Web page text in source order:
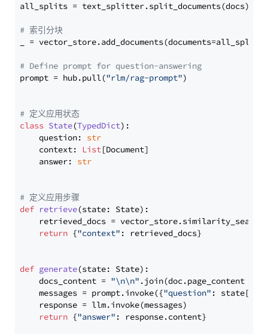
all_splits = text_splitter.split_documents(docs)
# 索引分块
_ = vector_store.add_documents(documents=all_splits)
# Define prompt for question-answering
prompt = hub.pull("rlm/rag-prompt")
# 定义应用状态
class State(TypedDict):
    question:
str
    context:
List[Document]
    answer:
str
# 定义应用步骤
def retrieve(state: State):
retrieved_docs =
return {"context" : retrieved_docs}
def generate(state: State):
    docs_content =
"\n\n" .join(doc.page_content
    messages = prompt.invoke({
"question" : state[
    response = llm.invoke(messages)
return {"answer" : response.content}